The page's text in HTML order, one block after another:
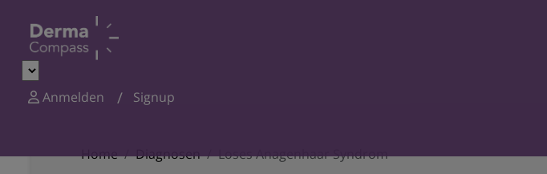
Anmelden
Signup
Home
Diagnosen Loses Anagenhaar Syndrom